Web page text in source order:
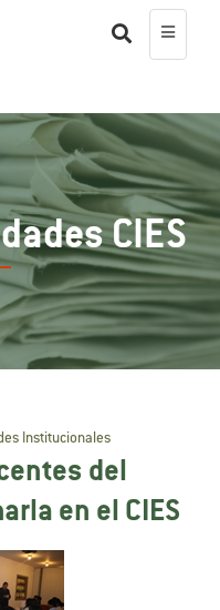
CIES
Institucionales
del
en el CIES